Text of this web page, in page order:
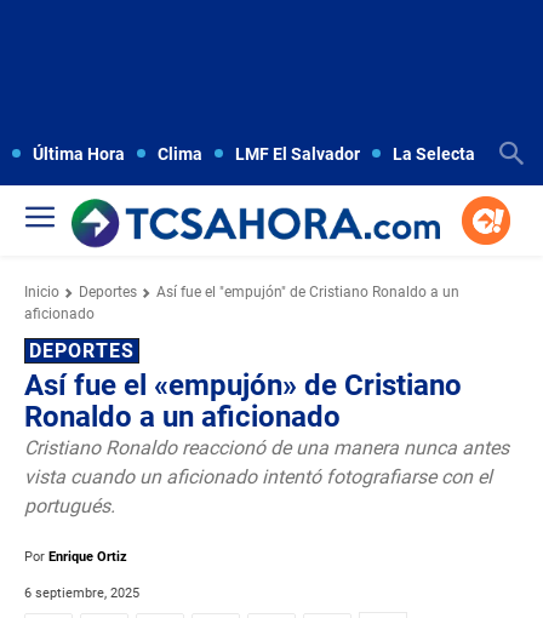
Última Hora Clima LMF El Salvador La Selecta
Inicio Deportes
Así fue el "empujón" de Cristiano Ronaldo a un
aficionado
DEPORTES
Así fue el «empujón» de Cristiano
Ronaldo a un aficionado
Cristiano Ronaldo reaccionó de una manera nunca antes
vista cuando un aficionado intentó fotografiarse con el
portugués.
Por Enrique Ortiz
6 septiembre, 2025